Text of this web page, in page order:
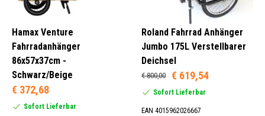
Hamax Venture
Fahrradanhänger
86x57x37cm -
Schwarz/Beige
€ 372,68
Sofort Lieferbar
Roland Fahrrad Anhänger
Jumbo 175L Verstellbarer
Deichsel
€ 800,00 € 619,54
Sofort Lieferbar
EAN 4015962026667